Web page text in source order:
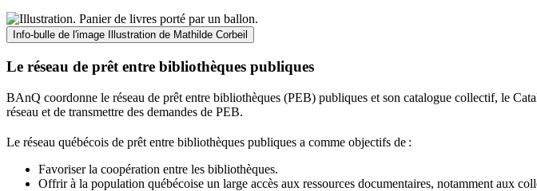
Info-bulle de l'image Illustration de Mathilde Corbeil
Le réseau de prêt entre bibliothèques publiques
BAnQ coordonne le réseau de prêt entre bibliothèques (PEB) publiques et son catalogue collectif, le
réseau et de transmettre des demandes de PEB.
Le réseau québécois de prêt entre bibliothèques publiques a comme objectifs de :
Favoriser la coopération entre les bibliothèques.
Offrir à la population québécoise un large accès aux ressources documentaires, notamment aux